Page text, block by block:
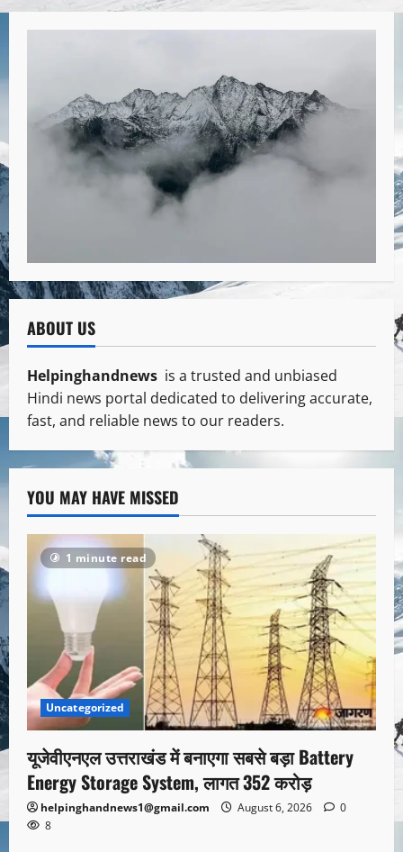
ABOUT US
Helpinghandnews is a trusted and unbiased
Hindi news portal dedicated to delivering accurate,
fast, and reliable news to our readers.
YOU MAY HAVE MISSED
1 minute read
Uncategorized
यूजेवीएनएल उत्तराखंड में बनाएगा सबसे बड़ा Battery
Energy Storage System, लागत 352 करोड़
helpinghandnews1@gmail.com August 6, 2026
0
8